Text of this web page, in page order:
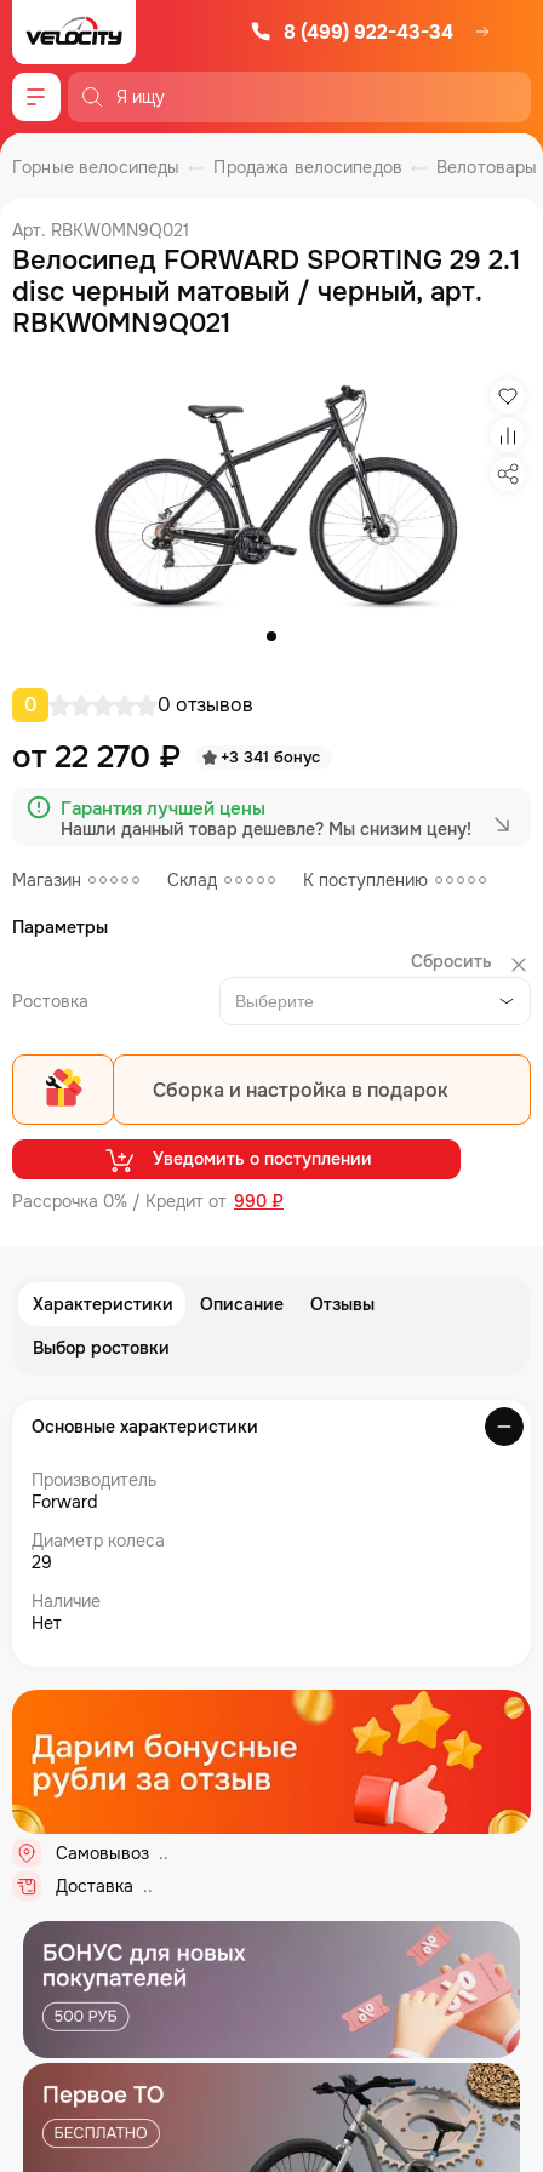
8 (499) 922-43-34
Меню
Велотовары
Продажа велосипедов
Горные велосипеды
Арт. RBKW0MN9Q021
Велосипед FORWARD SPORTING 29 2.1
disc черный матовый / черный, арт.
RBKW0MN9Q021
0 0 отзывов
Магазин Склад К поступлению
от 22 270 ₽ +3 341 бонус
Гарантия лучшей цены
Нашли данный товар дешевле? Мы снизим цену!
Рассрочка 0% / Кредит от 990 ₽
Параметры
Сбросить
Ростовка
Выберите
Сборка и настройка в подарок
Уведомить о поступлении
Характеристики Описание
Отзывы
Выбор ростовки
Основные характеристики
Производитель
Forward
Диаметр колеса
29
Наличие
Нет
Самовывоз ...
Доставка ...